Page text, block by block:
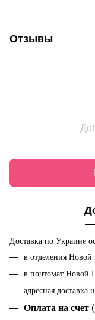
Отзывы
Доставка по Украине
в отделения
в почтомат Новой
адресная
Оплата на cчет